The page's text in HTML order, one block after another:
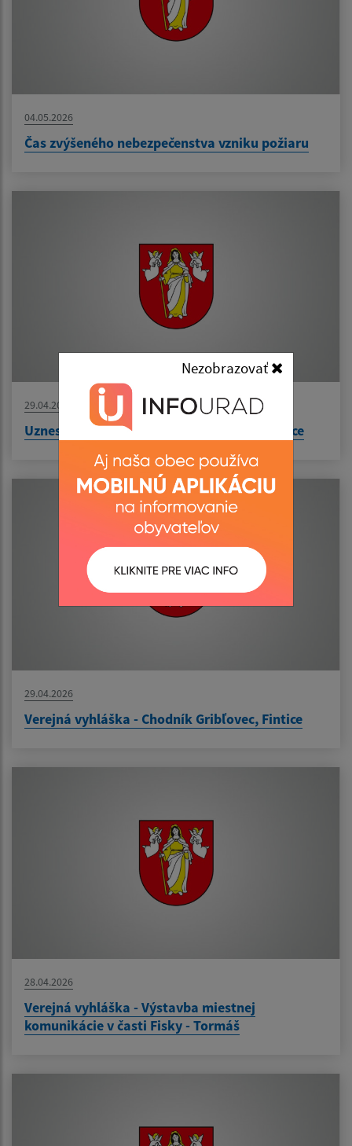
Nezobrazovať
04.05.2026
Čas zvýšeného nebezpečenstva vzniku požiaru
29.04.2026
Uznesenie č. 244/2026 - prevod majetku obce
29.04.2026
Verejná vyhláška - Chodník Gribľovec, Fintice
28.04.2026
Verejná vyhláška - Výstavba miestnej
komunikácie v časti Fisky - Tormáš